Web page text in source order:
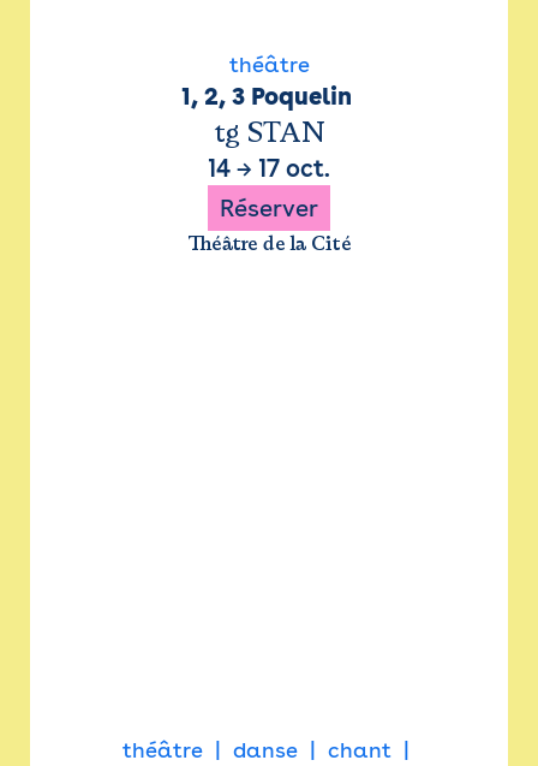
théâtre
1, 2, 3 Poquelin
tg STAN
14 → 17 oct.
Réserver
Théâtre de la Cité
théâtre danse
chant